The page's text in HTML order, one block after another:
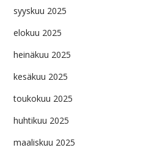
syyskuu 2025
elokuu 2025
heinäkuu 2025
kesäkuu 2025
toukokuu 2025
huhtikuu 2025
maaliskuu 2025